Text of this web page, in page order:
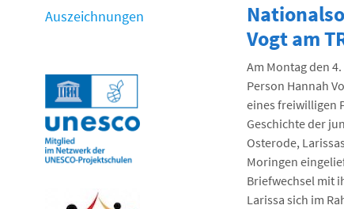
Vogt am
Am Montag den
Person Hannah
eines freiwilligen
Geschichte der
Osterode,
Moringen
Briefwechsel mit
Larissa sich im
Auszeichnungen